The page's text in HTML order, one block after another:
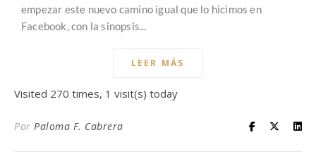
empezar este nuevo camino igual que lo hicimos en
Facebook, con la sinopsis...
LEER MÁS
Visited 270 times, 1 visit(s) today
Por Paloma F. Cabrera